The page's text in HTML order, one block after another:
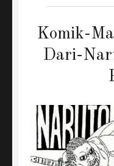
Komik-
Dari-